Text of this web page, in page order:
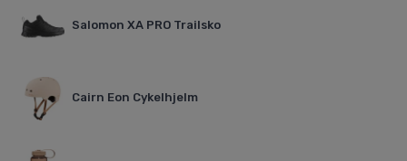
Salomon XA PRO Trailsko
Cairn Eon Cykelhjelm